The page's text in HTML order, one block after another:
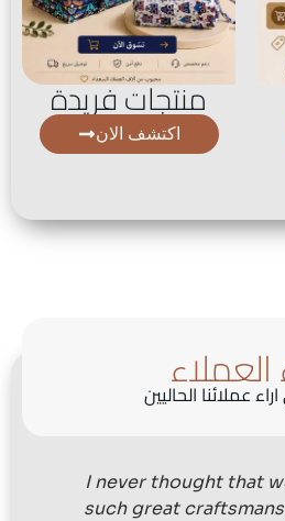
منتجات فريدة
اكتشف الان
العملاء
عملائنا الحاليين
I never thought that
such great